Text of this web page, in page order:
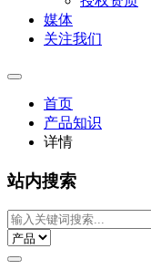
媒体
关注我们
首页
产品知识
详情
站内搜索